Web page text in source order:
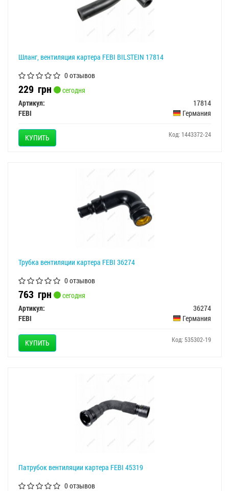
Шланг, вентиляция картера FEBI BILSTEIN 17814
0 отзывов
229 грн
сегодня
Артикул:
17814
FEBI
Германия
КУПИТЬ Код: 1443372-24
Трубка вентиляции картера FEBI 36274
0 отзывов
763 грн
сегодня
Артикул:
36274
FEBI
Германия
КУПИТЬ Код: 535302-19
Патрубок вентиляции картера FEBI 45319
0 отзывов